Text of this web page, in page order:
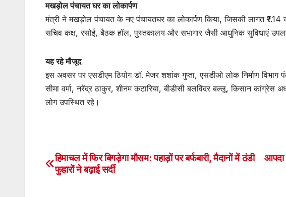
मखड़ोल पंचायत घर का लोकार्पण
मंत्री ने मखड़ोल पंचायत के नए पंचायतघर का लोकार्पण किया, जिसकी लागत ₹1.14
सचिव कक्ष, रसोई, बैठक हॉल, पुस्तकालय और सभागार जैसी आधुनिक सुविधाएं
यह रहे मौजूद
इस अवसर पर एसडीएम ठियोग डॉ. मेजर शशांक गुप्ता, एसडीओ लोक निर्माण विभाग
सीमा वर्मा, नरेंद्र ठाकुर, शीनम कटारिया, बीडीसी बलविंदर बल्लू, किसान कांग्रेस
लोग उपस्थित रहे।
Post
आपदा
हिमाचल में फिर बिगड़ेगा मौसम: पहाड़ों पर बर्फबारी, मैदानों में ठंडी
फुहारों ने बढ़ाई सर्दी